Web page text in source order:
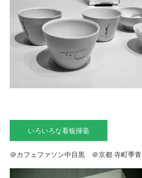
いろいろな看板揮毫
＠カフェファソン中目黒 ＠京都 寺町季青